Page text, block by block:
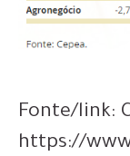
Fonte/link:
https://